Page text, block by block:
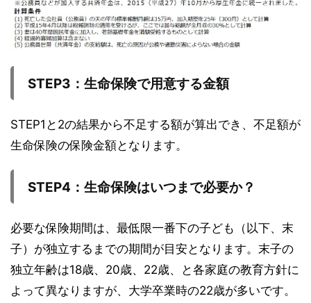
STEP3 ：生命保険で用意する金額
STEP1と2の結果から不足する額が算出でき、不足額が
生命保険の保険金額となります。
STEP4 ：生命保険はいつまで必要か？
必要な保険期間は、最低限一番下の子ども（以下、末
子）が独立するまでの期間が目安となります。末子の
独立年齢は18歳、20歳、22歳、と各家庭の教育方針に
よって異なりますが、大学卒業時の22歳が多いです。